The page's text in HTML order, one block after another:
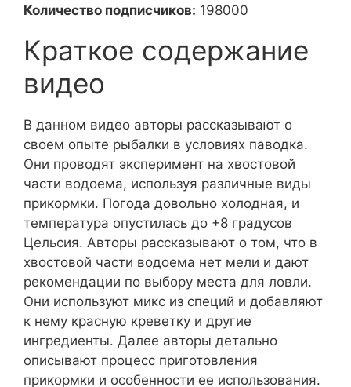
Количество подписчиков: 198000
Краткое содержание
видео
В данном видео авторы рассказывают о
своем опыте рыбалки в условиях паводка.
Они проводят эксперимент на хвостовой
части водоема, используя различные виды
прикормки. Погода довольно холодная, и
температура опустилась до +8 градусов
Цельсия. Авторы рассказывают о том, что в
хвостовой части водоема нет мели и дают
рекомендации по выбору места для ловли.
Они используют микс из специй и добавляют
к нему красную креветку и другие
ингредиенты. Далее авторы детально
описывают процесс приготовления
прикормки и особенности ее использования.